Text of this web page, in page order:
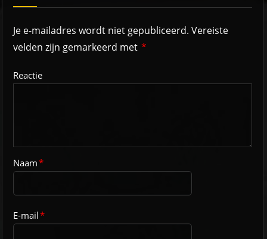
Je e-mailadres wordt niet gepubliceerd. Vereiste
velden zijn gemarkeerd met *
Reactie
Naam*
E-mail*